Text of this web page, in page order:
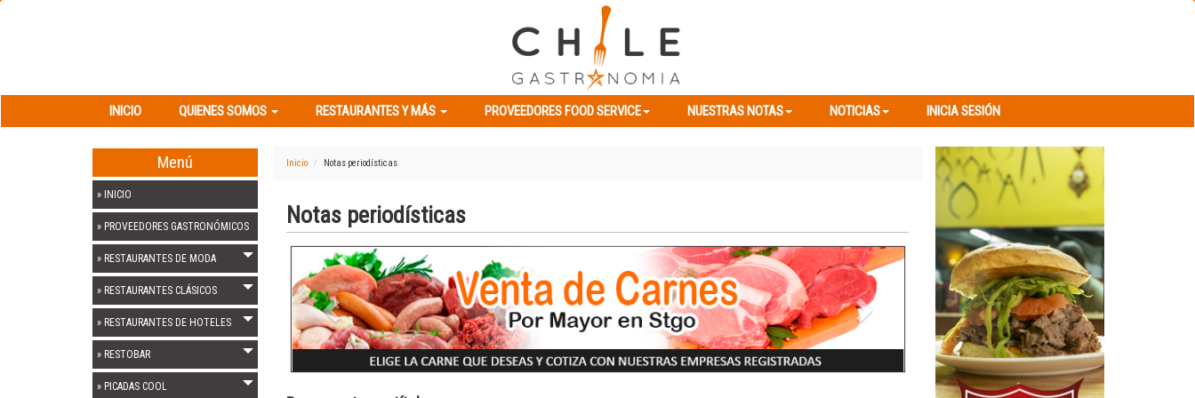
INICIO QUIENES SOMOS RESTAURANTES Y MÁS PROVEEDORES FOOD SERVICE NUESTRAS NOTAS NOTICIAS INICIA SESIÓN
PROVEEDORES FOOD SERVICE
Menú
» INICIO
» PROVEEDORES GASTRONÓMICOS
» RESTAURANTES DE MODA
» RESTAURANTES CLÁSICOS
» RESTAURANTES DE HOTELES
» RESTOBAR
» PICADAS COOL
Inicio Notas periodísticas
Notas periodísticas
Previous Next